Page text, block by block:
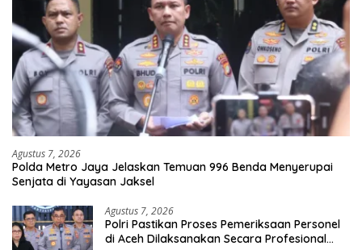
Agustus 7, 2026
Polda Metro Jaya Jelaskan Temuan 996 Benda Menyerupai
Senjata di Yayasan Jaksel
Agustus 7, 2026
Polri Pastikan Proses Pemeriksaan Personel
di Aceh Dilaksanakan Secara Profesional